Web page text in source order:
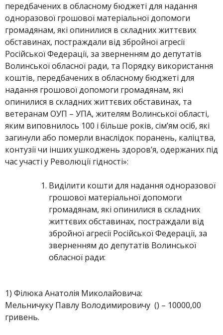
передбачених в обласному бюджеті для надання
одноразової грошової матеріальної допомоги
громадянам, які опинилися в складних життєвих
обставинах, постраждали від збройної агресії
Російської Федерації, за зверненням до депутатів
Волинської обласної ради, та Порядку використання
коштів, передбачених в обласному бюджеті для
надання грошової допомоги громадянам, які
опинилися в складних життєвих обставинах, та
ветеранам ОУП – УПА, жителям Волинської області,
яким виповнилось 100 і більше років, сім’ям осіб, які
загинули або померли внаслідок поранень, каліцтва,
контузії чи інших ушкоджень здоров’я, одержаних під
час участі у Революції гідності»:
Виділити кошти для надання одноразової
грошової матеріальної допомоги
громадянам, які опинилися в складних
життєвих обставинах, постраждали від
збройної агресії Російської Федерації, за
зверненням до депутатів Волинської
обласної ради:
1) Філюка Анатолія Миколайовича:
Мельничуку Павлу Володимировичу () – 10000,00
гривень.